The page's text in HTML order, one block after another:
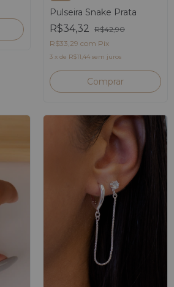
Pulseira Snake Prata
R$34,32 R$42,90
R$33,29 com Pix
3 x de R$11,44 sem juros